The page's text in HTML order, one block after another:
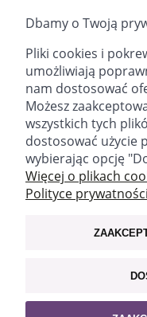
jak również prawo
sprostowania
Państwa danych.
email:
Znajdź
Dbamy o Twoją
Pliki cookies i
umożliwiają
nam dostosować
Możesz
wszystkich tych
dostosować użycie
wybierając opcję
Więcej o plikach
Polityce